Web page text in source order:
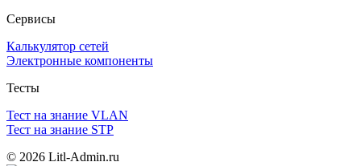
Сервисы
Калькулятор сетей
Электронные компоненты
Тесты
Тест на знание VLAN
Тест на знание STP
© 2026 Litl-Admin.ru